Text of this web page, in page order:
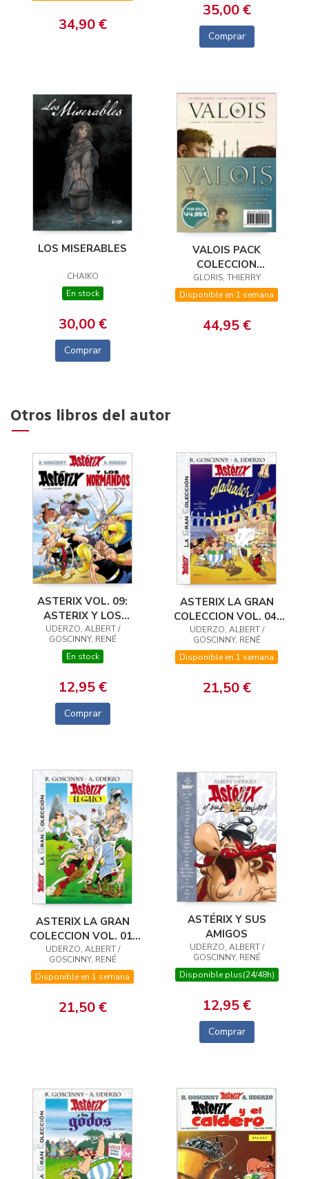
34,90 €
35,00 €
Comprar
LOS MISERABLES
CHAIKO
En stock
30,00 €
Comprar
VALOIS PACK
COLECCION
COMPLETA
GLORIS, THIERRY
Disponible en 1 semana
44,95 €
Otros libros del autor
ASTERIX VOL. 09:
ASTERIX Y LOS
NORMANDOS
UDERZO, ALBERT /
GOSCINNY, RENÉ
En stock
12,95 €
Comprar
ASTERIX LA GRAN
COLECCION VOL. 04:
ASTERIX GLADIADOR
UDERZO, ALBERT /
GOSCINNY, RENÉ
Disponible en 1 semana
21,50 €
ASTERIX LA GRAN
COLECCION VOL. 01:
EL GALO
UDERZO, ALBERT /
GOSCINNY, RENÉ
Disponible en 1 semana
21,50 €
ASTÉRIX Y SUS
AMIGOS
UDERZO, ALBERT /
GOSCINNY, RENÉ
Disponible plus(24/48h)
12,95 €
Comprar